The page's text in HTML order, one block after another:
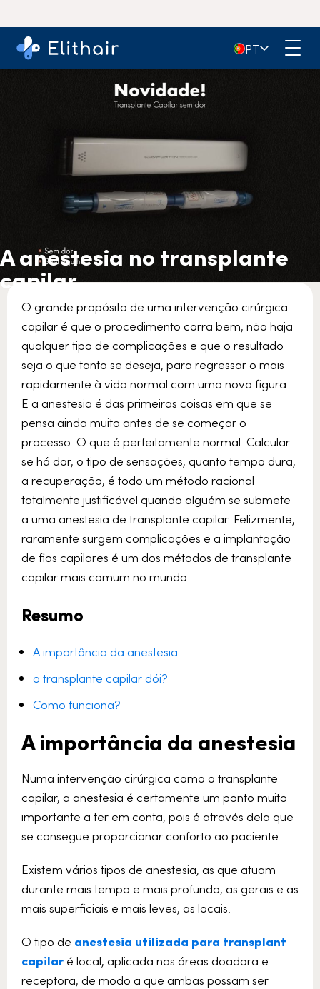
🇵🇹PT
A anestesia no transplante
capilar
O grande propósito de uma intervenção cirúrgica
capilar é que o procedimento corra bem, não haja
qualquer tipo de complicações e que o resultado
seja o que tanto se deseja, para regressar o mais
rapidamente à vida normal com uma nova figura.
E a anestesia é das primeiras coisas em que se
pensa ainda muito antes de se começar o
processo. O que é perfeitamente normal. Calcular
se há dor, o tipo de sensações, quanto tempo dura,
a recuperação, é todo um método racional
totalmente justificável quando alguém se submete
a uma anestesia de transplante capilar. Felizmente,
raramente surgem complicações e a implantação
de fios capilares é um dos métodos de transplante
capilar mais comum no mundo.
Resumo
A importância da anestesia
o transplante capilar dói?
Como funciona?
A importância da anestesia
Numa intervenção cirúrgica como o transplante
capilar, a anestesia é certamente um ponto muito
importante a ter em conta, pois é através dela que
se consegue proporcionar conforto ao paciente.
Existem vários tipos de anestesia, as que atuam
durante mais tempo e mais profundo, as gerais e as
mais superficiais e mais leves, as locais.
O tipo de anestesia utilizada para transplant
capilar é local, aplicada nas áreas doadora e
receptora, de modo a que ambas possam ser